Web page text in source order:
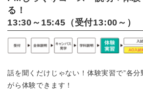
る！
13:30～15:45（受付13:00～）
話を聞くだけじゃない！体験実習で”各分
がら体験できます！